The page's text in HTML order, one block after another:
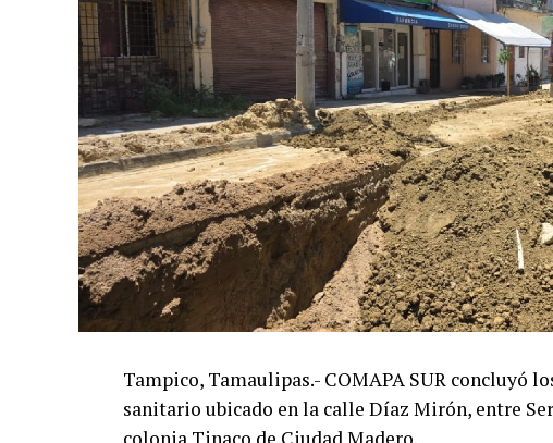
Tampico, Tamaulipas.- COMAPA SUR concluyó
sanitario ubicado en la calle Díaz Mirón, entre
colonia Tinaco de Ciudad Madero.